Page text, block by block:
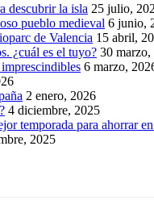
descubrir la isla 25 julio,
pueblo medieval 6 junio,
de Valencia 15 abril,
¿cuál es el tuyo? 30 marzo,
6 marzo,
2 enero, 2026
4 diciembre, 2025
temporada para ahorrar
2025